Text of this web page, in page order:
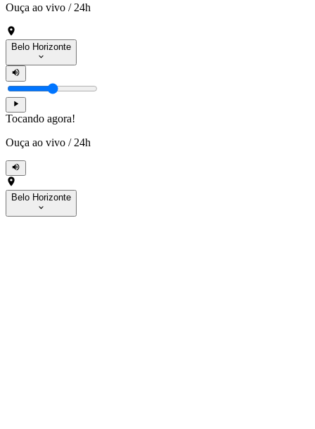
Ouça ao vivo / 24h
Belo Horizonte
Tocando agora!
Ouça ao vivo / 24h
Belo Horizonte